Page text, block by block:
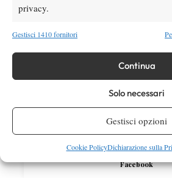
privacy.
Gestisci 1410 fornitori
Continua
Solo necessari
Gestisci opzioni
Cookie PolicyDichiarazione sulla
News
Rusedski sul futuro di
giocherà lo US Open,
più nel 2026”
SOCIAL
Facebook